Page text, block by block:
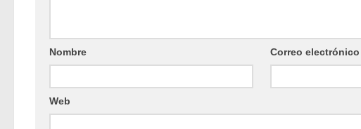
Nombre Correo electrónico
Web